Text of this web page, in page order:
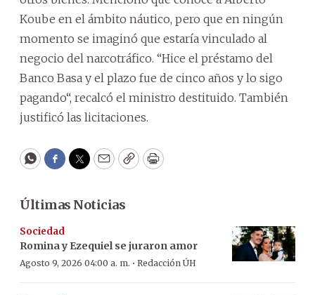
Koube en el ámbito náutico, pero que en ningún
momento se imaginó que estaría vinculado al
negocio del narcotráfico. “Hice el préstamo del
Banco Basa y el plazo fue de cinco años y lo sigo
pagando“, recalcó el ministro destituido. También
justificó las licitaciones.
WhatsApp
Facebook
Twitter
EmailCopyPrint
Últimas Noticias
Sociedad
Romina y Ezequiel se juraron amor
Agosto 9, 2026 04:00 a. m. · Redacción ÚH